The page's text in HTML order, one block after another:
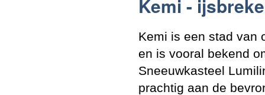
Kemi -
Kemi is een stad van
en is vooral bekend
Sneeuwkasteel
prachtig aan de